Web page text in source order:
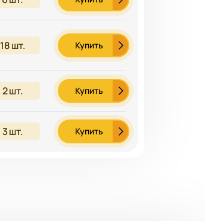
18шт. Купить
2шт. Купить
3шт. Купить